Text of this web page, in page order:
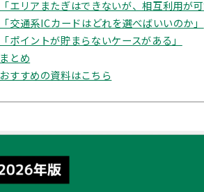
「エリアまたぎはできないが、相互利用が可
「交通系ICカードはどれを選べばいいのか」
「ポイントが貯まらないケースがある」
まとめ
おすすめの資料はこちら